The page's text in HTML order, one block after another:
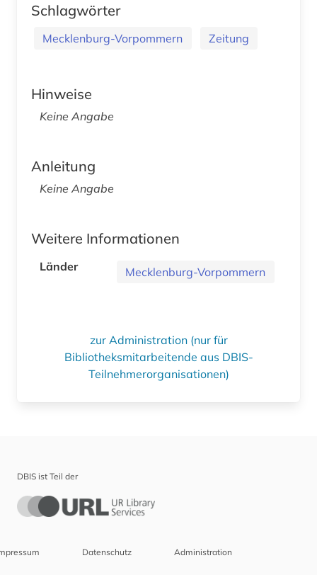
Schlagwörter
Mecklenburg-Vorpommern Zeitung
Hinweise
Keine Angabe
Anleitung
Keine Angabe
Weitere Informationen
Länder Mecklenburg-Vorpommern
zur Administration (nur für
Bibliotheksmitarbeitende aus DBIS-
Teilnehmerorganisationen)
DBIS ist Teil der
Datenschutz Administration